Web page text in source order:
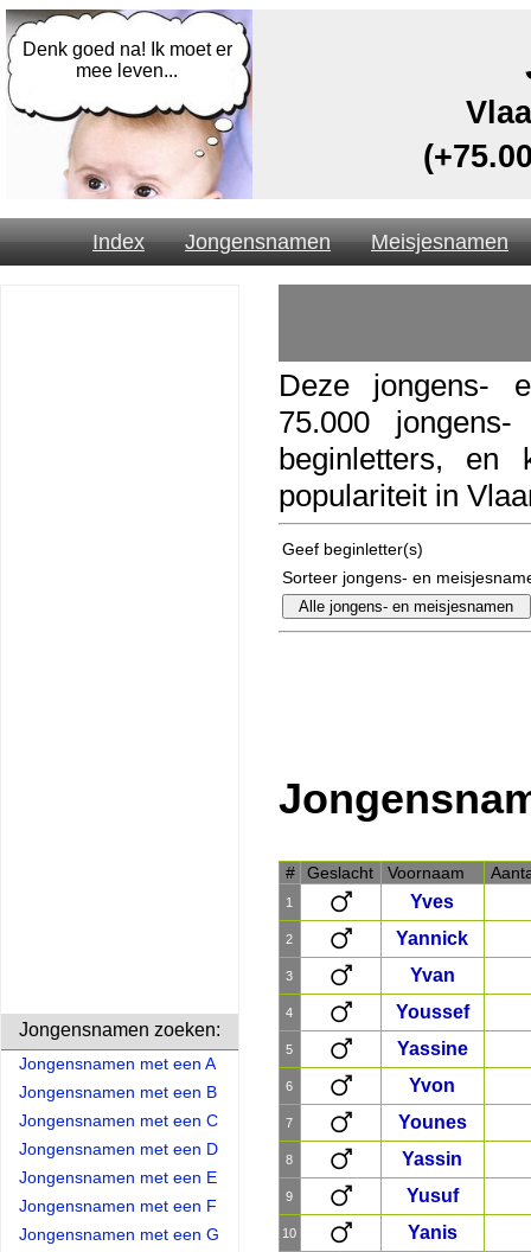
Denk goed na! Ik moet er
mee leven...
Index Jongensnamen Meisjesnamen
Jongensnamen zoeken:
Jongensnamen met een A
Jongensnamen met een B
Jongensnamen met een C
Jongensnamen met een D
Jongensnamen met een E
Jongensnamen met een F
Jongensnamen met een G
Deze jongens-
75.000
beginletters, en
populariteit in
Geef beginletter(s)
Sorteer jongens- en
# Geslacht Voornaam
1 Yves
2 Yannick
3 Yvan
4 Youssef
5 Yassine
6 Yvon
7 Younes
8 Yassin
9 Yusuf
10 Yanis